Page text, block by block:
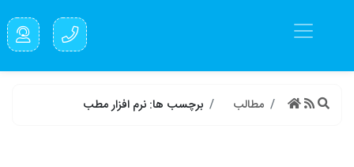
مطالب برچسب ها: نرم افزار مطب